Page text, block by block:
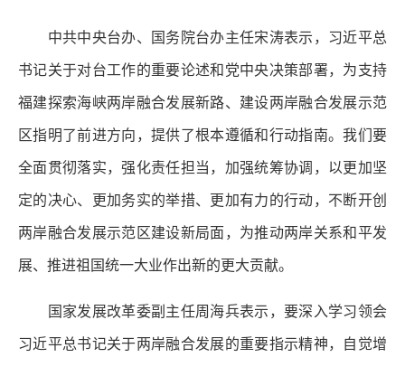
中共中央台办、国务院台办主任宋涛表示，习近平总
书记关于对台工作的重要论述和党中央决策部署，为支持
福建探索海峡两岸融合发展新路、建设两岸融合发展示范
区指明了前进方向，提供了根本遵循和行动指南。我们要
全面贯彻落实，强化责任担当，加强统筹协调，以更加坚
定的决心、更加务实的举措、更加有力的行动，不断开创
两岸融合发展示范区建设新局面，为推动两岸关系和平发
展、推进祖国统一大业作出新的更大贡献。
国家发展改革委副主任周海兵表示，要深入学习领会
习近平总书记关于两岸融合发展的重要指示精神，自觉增